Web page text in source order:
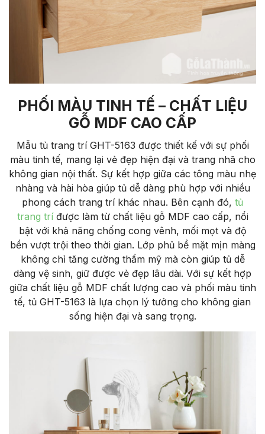
PHỐI MÀU TINH TẾ – CHẤT LIỆU
GỖ MDF CAO CẤP
Mẫu tủ trang trí GHT-5163 được thiết kế với sự phối
màu tinh tế, mang lại vẻ đẹp hiện đại và trang nhã cho
không gian nội thất. Sự kết hợp giữa các tông màu nhẹ
nhàng và hài hòa giúp tủ dễ dàng phù hợp với nhiều
phong cách trang trí khác nhau. Bên cạnh đó, tủ
trang tríđược làm từ chất liệu gỗ MDF cao cấp, nổi
bật với khả năng chống cong vênh, mối mọt và độ
bền vượt trội theo thời gian. Lớp phủ bề mặt mịn màng
không chỉ tăng cường thẩm mỹ mà còn giúp tủ dễ
dàng vệ sinh, giữ được vẻ đẹp lâu dài. Với sự kết hợp
giữa chất liệu gỗ MDF chất lượng cao và phối màu tinh
tế, tủ GHT-5163 là lựa chọn lý tưởng cho không gian
sống hiện đại và sang trọng.